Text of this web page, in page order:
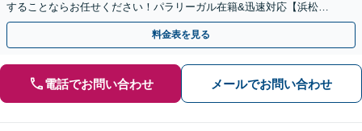
することならお任せください！パラリーガル在籍&迅速対応【浜松町
駅1分】※結婚詐欺・ロマンス詐欺に関するご相談はお断り
料金表を見る
電話でお問い合わせ メールでお問い合わせ